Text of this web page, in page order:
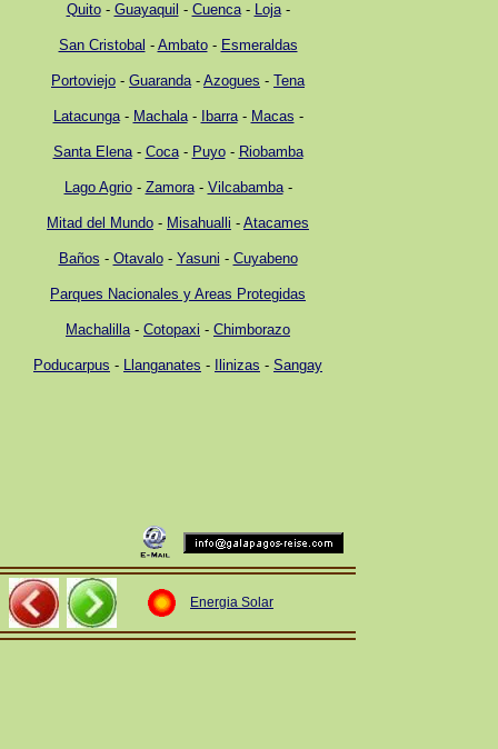
Quito- Guayaquil - Cuenca- Loja-
San Cristobal - Ambato- Esmeraldas
Portoviejo - Guaranda- Azogues - Tena
Latacunga- Machala- Ibarra- Macas -
Santa Elena- Coca- Puyo- Riobamba
Lago Agrio- Zamora- Vilcabamba-
Mitad del Mundo - Misahualli - Atacames
Baños - Otavalo- Yasuni - Cuyabeno
Parques Nacionales y Areas Protegidas
Machalilla- Cotopaxi - Chimborazo
Poducarpus - Llanganates - Ilinizas - Sangay
Energia Solar